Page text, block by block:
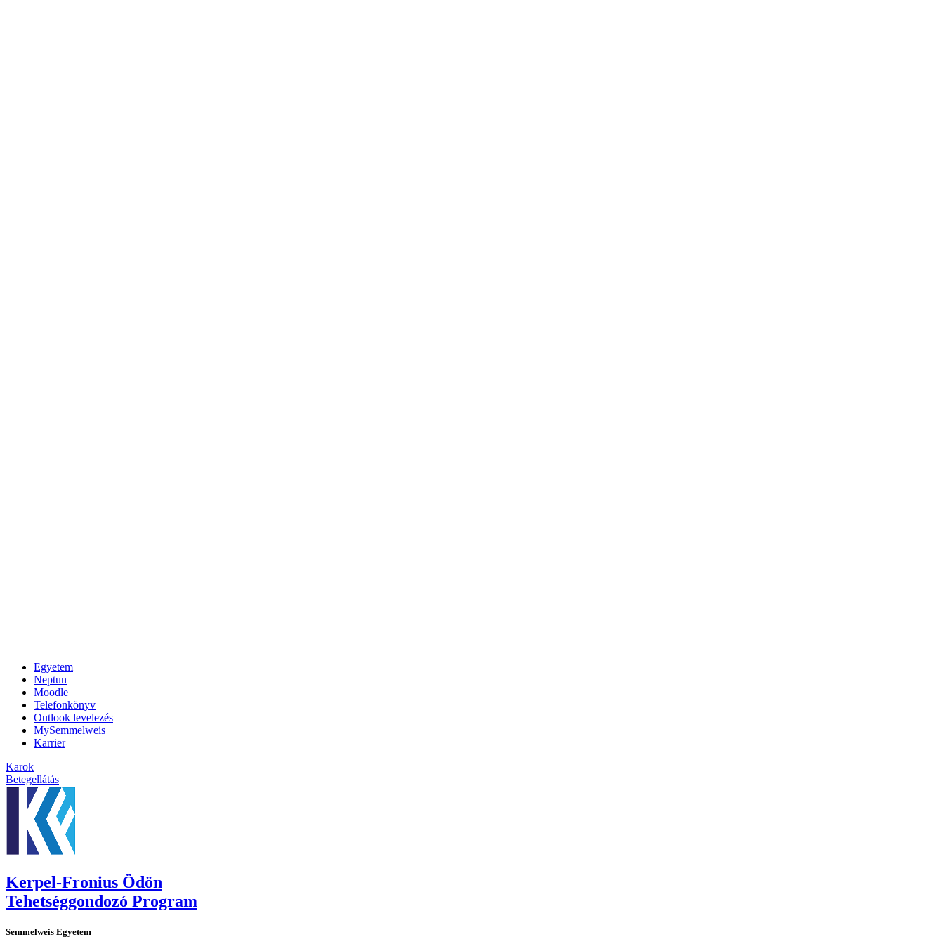
Egyetem
Neptun
Moodle
Telefonkönyv
Outlook levelezés
MySemmelweis
Karrier
Karok
Betegellátás
Kerpel-Fronius Ödön
Tehetséggondozó Program
Semmelweis Egyetem